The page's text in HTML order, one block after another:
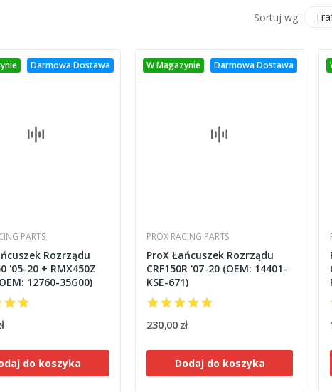
Sortuj wg:
Darmowa Dostawa
PARTS
Rozrządu
'05-20 + RMX450Z
12760-35G00)
do koszyka
W Magazynie Darmowa Dostawa
PROX RACING PARTS
ProX Łańcuszek Rozrządu
CRF150R '07-20 (OEM: 14401-
KSE-671)
230,00 zł
Dodaj do koszyka